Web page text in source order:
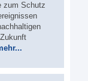
zum Schutz